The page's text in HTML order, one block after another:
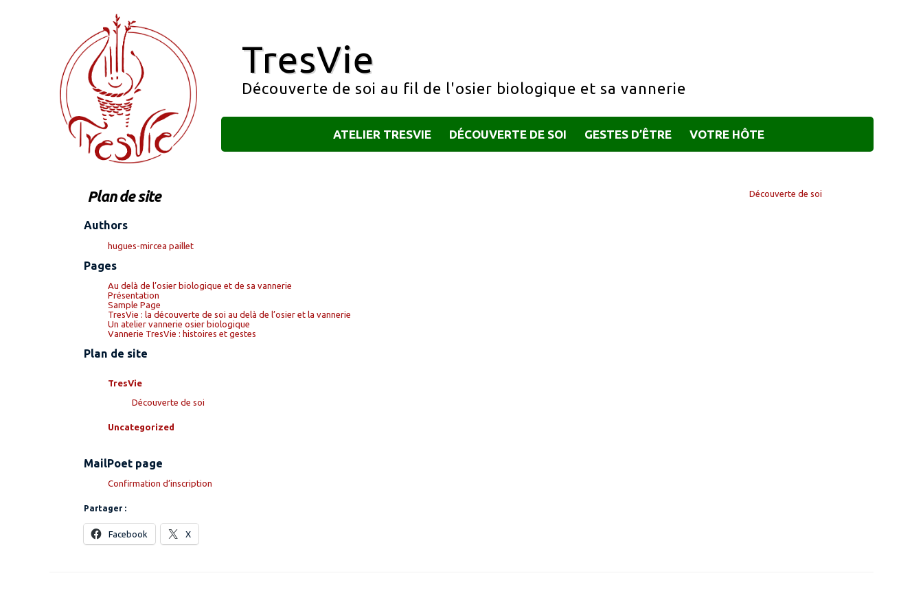
TresVie
Découverte de soi au fil de l'osier biologique et sa vannerie
ATELIER TRESVIE DÉCOUVERTE DE SOI GESTES D’ÊTRE VOTRE HÔTE
Découverte de soi
Plan de site
Authors
hugues-mircea paillet
Pages
Au delà de l’osier biologique et de sa vannerie
Présentation
Sample Page
TresVie : la découverte de soi au delà de l’osier et la vannerie
Un atelier vannerie osier biologique
Vannerie TresVie : histoires et gestes
Plan de site
TresVie
Découverte de soi
Uncategorized
MailPoet page
Confirmation d’inscription
Partager :
Facebook X